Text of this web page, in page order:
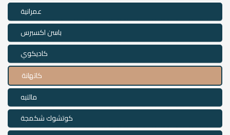
عمرانية
باسن اكسبرس
كاديكوي
كاتهانة
مالتبه
كوتشوك شكمجة